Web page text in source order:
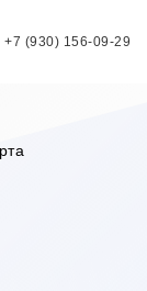
+7 (930) 156-09-29